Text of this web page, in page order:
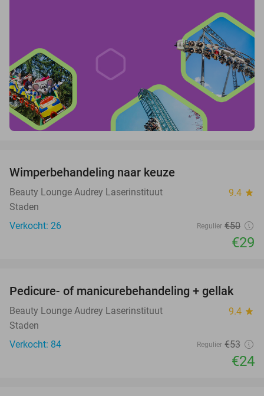
Wimperbehandeling naar keuze
Beauty Lounge Audrey Laserinstituut 9.4 star
Staden
Verkocht: 26
Regulier €50
€29
55%
Pedicure- of manicurebehandeling + gellak
Beauty Lounge Audrey Laserinstituut 9.4 star
Staden
Verkocht: 84
Regulier €53
€24